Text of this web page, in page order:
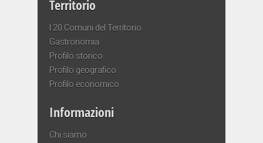
Territorio
I 20 Comuni del Territorio
Gastronomia
Profilo storico
Profilo geografico
Profilo economico
Informazioni
Chi siamo